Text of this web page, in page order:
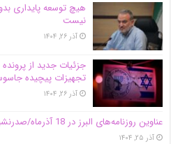
هیچ توسعه پایداری
نیست
آذر ۲۶, ۱۴۰۴
جزئیات جدید از
تجهیزات پیچیده
آذر ۲۶, ۱۴۰۴
عناوین روزنامه‌های البرز در ‌18 آذرماه/صدرنشینی در ارائه خدمات زایمان بی‌درد
آذر ۲۵, ۱۴۰۴